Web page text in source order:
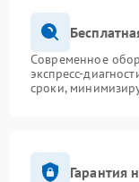
Современное
экспресс-
сроки,
Гарантия